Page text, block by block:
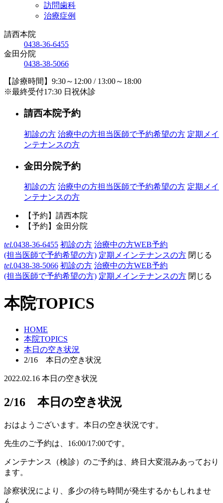
訪問歯科
治療症例
請西本院
0438-36-6455
金田分院
0438-38-5066
【診療時間】9:30～12:00 / 13:00～18:00
※最終受付17:30 日祝休診
請西本院予約
初診の方 治療中の方担当医師で予約希望の方 定期メイ
ンテナンスの方
金田分院予約
初診の方 治療中の方担当医師で予約希望の方 定期メイ
ンテナンスの方
【予約】請西本院
【予約】金田分院
tel.0438-36-6455 初診の方 治療中の方WEB予約
(担当医師で予約希望の方) 定期メインテナンスの方 閉じる
tel.0438-38-5066 初診の方 治療中の方WEB予約
(担当医師で予約希望の方) 定期メインテナンスの方 閉じる
本院TOPICS
HOME
本院TOPICS
本日の空き状況
2/16 本日の空き状況
2022.02.16 本日の空き状況
2/16 本日の空き状況
おはようございます。本日の空き状況です。
先生のご予約は、16:00/17:00です。
メンテナンス（検診）のご予約は、終日大変混みあっており
ます。
診察状況により、多少の待ち時間が発生するかもしれませ
ん。